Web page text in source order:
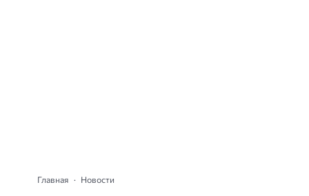
Главная Новости